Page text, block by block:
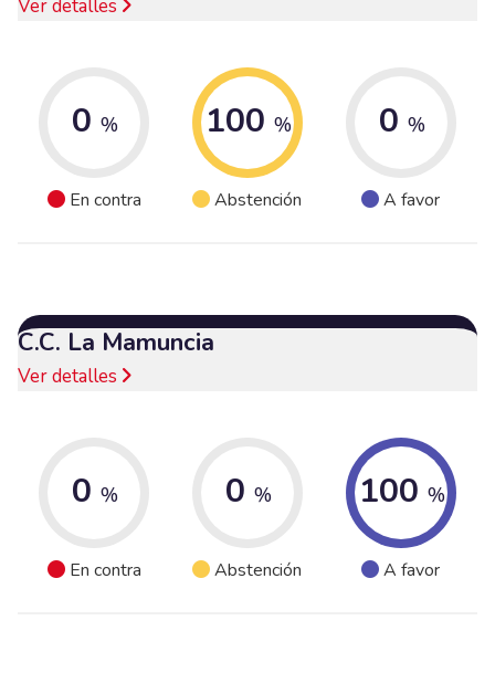
Ver detalles
0 %
En contra
100 %
Abstención
0 %
A favor
C.C. La Mamuncia
Ver detalles
0 %
En contra
0 %
Abstención
100 %
A favor